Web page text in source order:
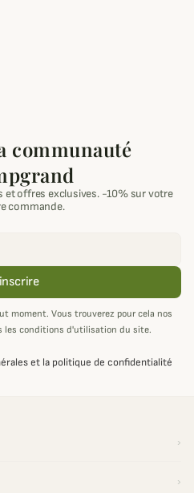
communauté
et offres exclusives. -10% sur votre
commande.
moment. Vous trouverez pour cela nos
les conditions d'utilisation du site.
et la politique de confidentialité